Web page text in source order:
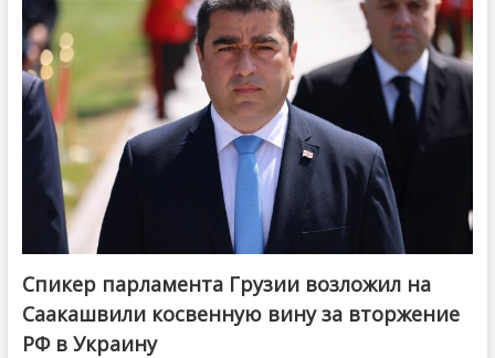
Спикер парламента Грузии возложил на
Саакашвили косвенную вину за вторжение
РФ в Украину